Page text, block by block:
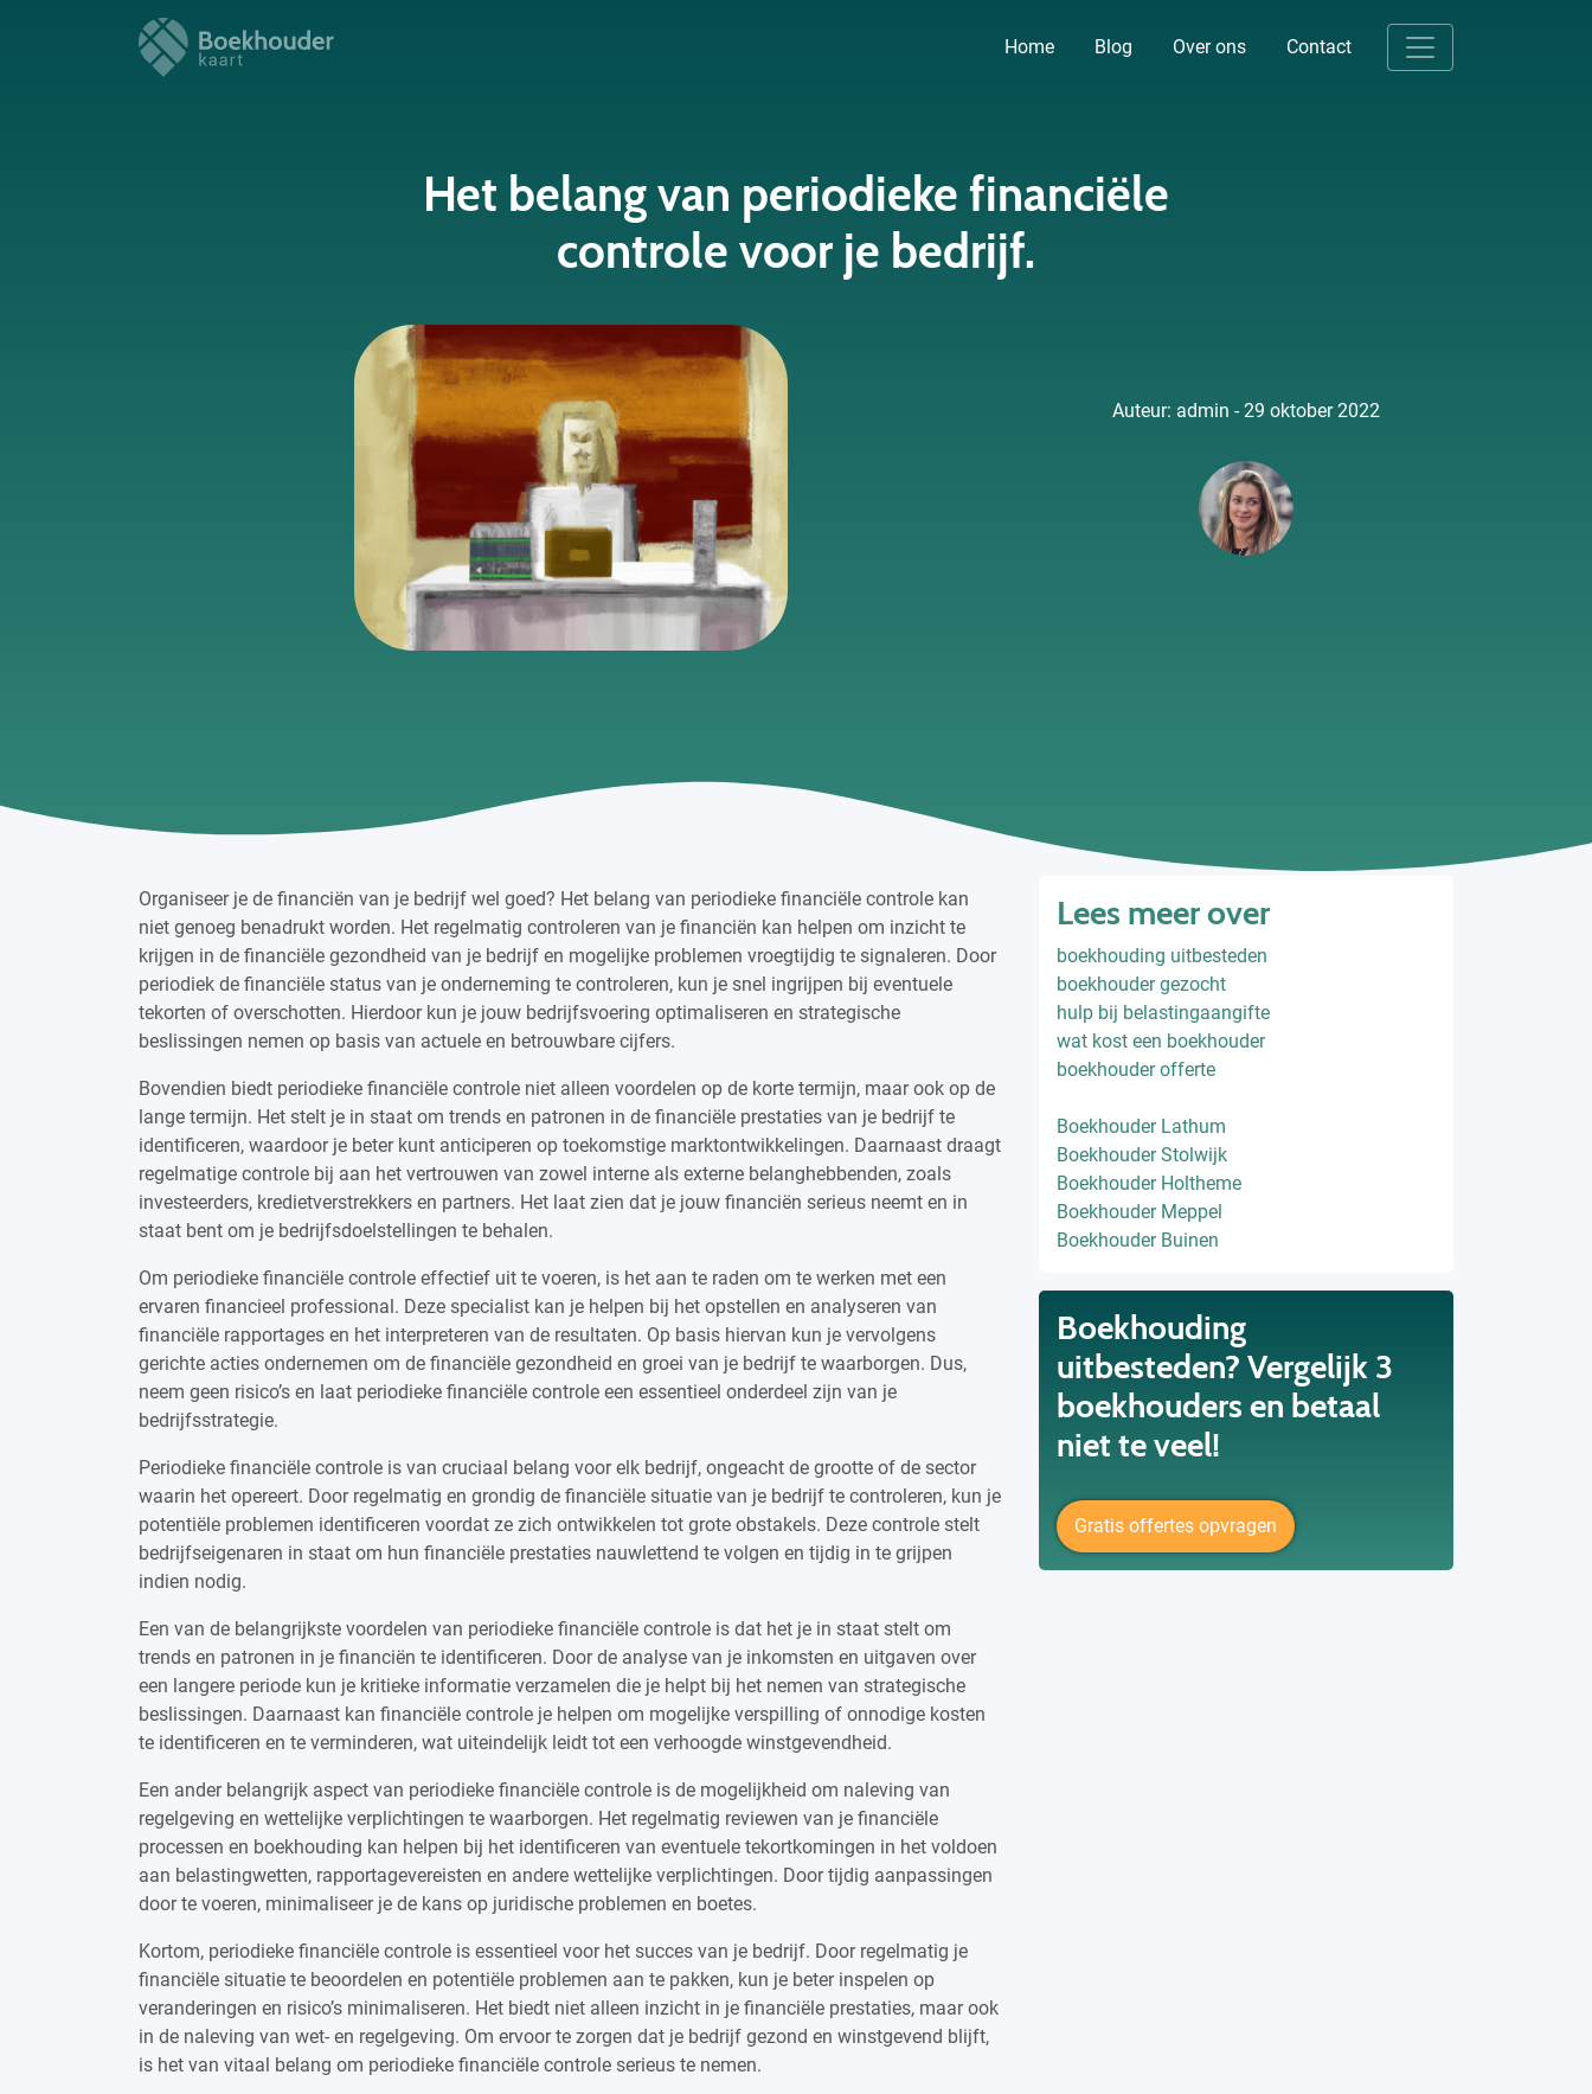
Home Blog Over ons Contact
Het belang van periodieke financiële
controle voor je bedrijf.
Auteur: admin - 29 oktober 2022
Organiseer je de financiën van je bedrijf wel goed? Het belang van periodieke financiële controle kan
niet genoeg benadrukt worden. Het regelmatig controleren van je financiën kan helpen om inzicht te
krijgen in de financiële gezondheid van je bedrijf en mogelijke problemen vroegtijdig te signaleren. Door
periodiek de financiële status van je onderneming te controleren, kun je snel ingrijpen bij eventuele
tekorten of overschotten. Hierdoor kun je jouw bedrijfsvoering optimaliseren en strategische
beslissingen nemen op basis van actuele en betrouwbare cijfers.
Bovendien biedt periodieke financiële controle niet alleen voordelen op de korte termijn, maar ook op de
lange termijn. Het stelt je in staat om trends en patronen in de financiële prestaties van je bedrijf te
identificeren, waardoor je beter kunt anticiperen op toekomstige marktontwikkelingen. Daarnaast draagt
regelmatige controle bij aan het vertrouwen van zowel interne als externe belanghebbenden, zoals
investeerders, kredietverstrekkers en partners. Het laat zien dat je jouw financiën serieus neemt en in
staat bent om je bedrijfsdoelstellingen te behalen.
Om periodieke financiële controle effectief uit te voeren, is het aan te raden om te werken met een
ervaren financieel professional. Deze specialist kan je helpen bij het opstellen en analyseren van
financiële rapportages en het interpreteren van de resultaten. Op basis hiervan kun je vervolgens
gerichte acties ondernemen om de financiële gezondheid en groei van je bedrijf te waarborgen. Dus,
neem geen risico’s en laat periodieke financiële controle een essentieel onderdeel zijn van je
bedrijfsstrategie.
Periodieke financiële controle is van cruciaal belang voor elk bedrijf, ongeacht de grootte of de sector
waarin het opereert. Door regelmatig en grondig de financiële situatie van je bedrijf te controleren, kun je
potentiële problemen identificeren voordat ze zich ontwikkelen tot grote obstakels. Deze controle stelt
bedrijfseigenaren in staat om hun financiële prestaties nauwlettend te volgen en tijdig in te grijpen
indien nodig.
Een van de belangrijkste voordelen van periodieke financiële controle is dat het je in staat stelt om
trends en patronen in je financiën te identificeren. Door de analyse van je inkomsten en uitgaven over
een langere periode kun je kritieke informatie verzamelen die je helpt bij het nemen van strategische
beslissingen. Daarnaast kan financiële controle je helpen om mogelijke verspilling of onnodige kosten
te identificeren en te verminderen, wat uiteindelijk leidt tot een verhoogde winstgevendheid.
Een ander belangrijk aspect van periodieke financiële controle is de mogelijkheid om naleving van
regelgeving en wettelijke verplichtingen te waarborgen. Het regelmatig reviewen van je financiële
processen en boekhouding kan helpen bij het identificeren van eventuele tekortkomingen in het voldoen
aan belastingwetten, rapportagevereisten en andere wettelijke verplichtingen. Door tijdig aanpassingen
door te voeren, minimaliseer je de kans op juridische problemen en boetes.
Kortom, periodieke financiële controle is essentieel voor het succes van je bedrijf. Door regelmatig je
financiële situatie te beoordelen en potentiële problemen aan te pakken, kun je beter inspelen op
veranderingen en risico’s minimaliseren. Het biedt niet alleen inzicht in je financiële prestaties, maar ook
in de naleving van wet- en regelgeving. Om ervoor te zorgen dat je bedrijf gezond en winstgevend blijft,
is het van vitaal belang om periodieke financiële controle serieus te nemen.
Lees meer over
boekhouding uitbesteden
boekhouder gezocht
hulp bij belastingaangifte
wat kost een boekhouder
boekhouder offerte
Boekhouder Lathum
Boekhouder Stolwijk
Boekhouder Holtheme
Boekhouder Meppel
Boekhouder Buinen
Boekhouding
uitbesteden? Vergelijk 3
boekhouders en betaal
niet te veel!
Gratis offertes opvragen